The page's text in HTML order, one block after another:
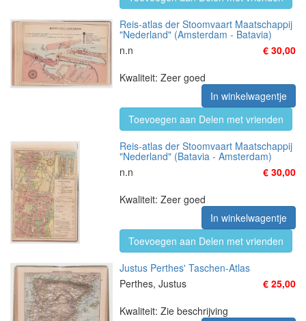
Reis-atlas der Stoomvaart Maatschappij
"Nederland" (Amsterdam - Batavia)
n.n
€ 30,00
Kwaliteit: Zeer goed
In winkelwagentje
Toevoegen aan Delen met vrienden
Reis-atlas der Stoomvaart Maatschappij
"Nederland" (Batavia - Amsterdam)
n.n
€ 30,00
Kwaliteit: Zeer goed
In winkelwagentje
Toevoegen aan Delen met vrienden
Justus Perthes' Taschen-Atlas
Perthes, Justus
€ 25,00
Kwaliteit: Zie beschrijving